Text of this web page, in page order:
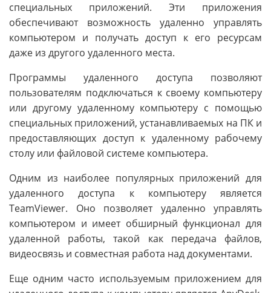
специальных приложений. Эти приложения
обеспечивают возможность удаленно управлять
компьютером и получать доступ к его ресурсам
даже из другого удаленного места.
Программы удаленного доступа позволяют
пользователям подключаться к своему компьютеру
или другому удаленному компьютеру с помощью
специальных приложений, устанавливаемых на ПК и
предоставляющих доступ к удаленному рабочему
столу или файловой системе компьютера.
Одним из наиболее популярных приложений для
удаленного доступа к компьютеру является
TeamViewer. Оно позволяет удаленно управлять
компьютером и имеет обширный функционал для
удаленной работы, такой как передача файлов,
видеосвязь и совместная работа над документами.
Еще одним часто используемым приложением для